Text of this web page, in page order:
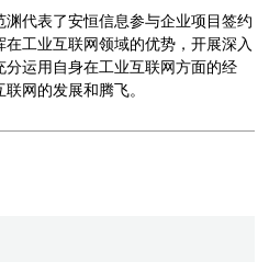
代表了安恒信息参与企业项目签约
工业互联网领域的优势，开展深入
运用自身在工业互联网方面的经
网的发展和腾飞。